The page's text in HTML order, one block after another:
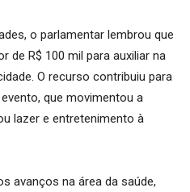
o parlamentar lembrou que
de R$ 100 mil para auxiliar na
O recurso contribuiu para
que movimentou a
lazer e entretenimento à
avanços na área da saúde,